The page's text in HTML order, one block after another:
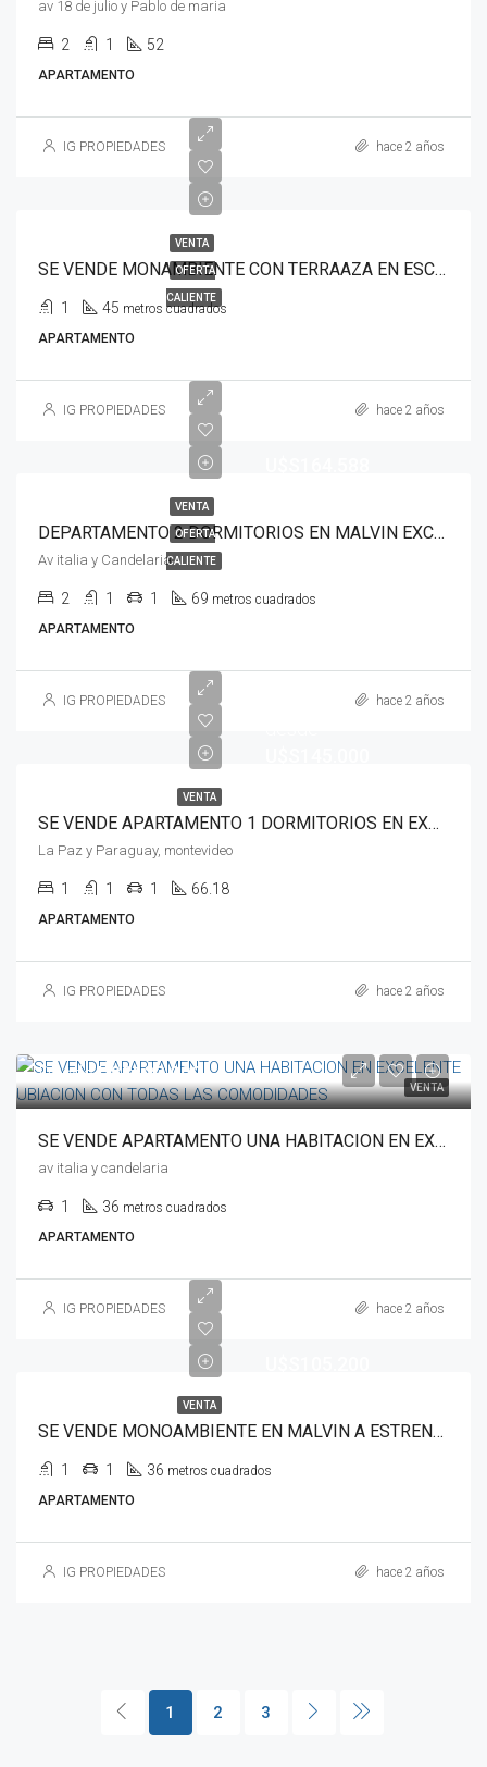
av 18 de julio y Pablo de maria
2 1 52
APARTAMENTO
IG PROPIEDADES hace 2 años
VENTA
OFERTA
CALIENTE
SE VENDE MONAMBIENTE CON TERRAAZA EN ESCELENTE UBICACION CORDON
1 45 metros cuadrados
APARTAMENTO
IG PROPIEDADES hace 2 años
VENTA
OFERTA
CALIENTE
DEPARTAMENTO 2 DORMITORIOS EN MALVIN EXCELENTE UBICACION EN HERMOSO EDIFICIO
Av italia y Candelaria
2 1 1 69 metros cuadrados
APARTAMENTO
IG PROPIEDADES hace 2 años
VENTA
SE VENDE APARTAMENTO 1 DORMITORIOS EN EXCELENTE UBICACION ESPACIOSA CON TODAS LAS COMODIDADES
La Paz y Paraguay, montevideo
1 1 1 66.18
APARTAMENTO
IG PROPIEDADES hace 2 años
VENTA
DesdeU$S132.000
SE VENDE APARTAMENTO UNA HABITACION EN EXCELENTE UBIACION CON TODAS LAS COMODIDADES
av italia y candelaria
1 36 metros cuadrados
APARTAMENTO
IG PROPIEDADES hace 2 años
VENTA
SE VENDE MONOAMBIENTE EN MALVIN A ESTRENAR CON TERRAZA EXELENTE UBICACION
1 1 36 metros cuadrados
APARTAMENTO
IG PROPIEDADES hace 2 años
1 2 3